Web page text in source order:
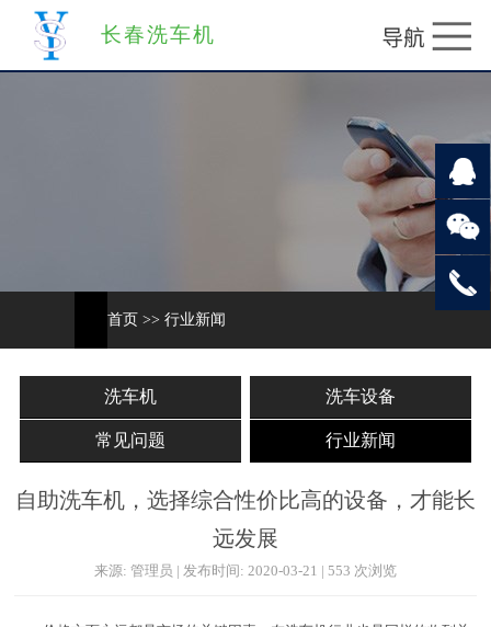
长春洗车机
首页 >> 行业新闻
洗车机 洗车设备
常见问题 行业新闻
自助洗车机，选择综合性价比高的设备，才能长
远发展
来源: 管理员 | 发布时间: 2020-03-21 | 553 次浏览